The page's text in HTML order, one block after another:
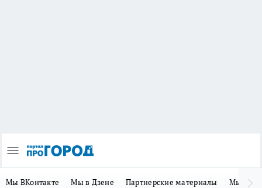
Мы ВКонтакте Мы в Дзене Партнерские материалы Мы в